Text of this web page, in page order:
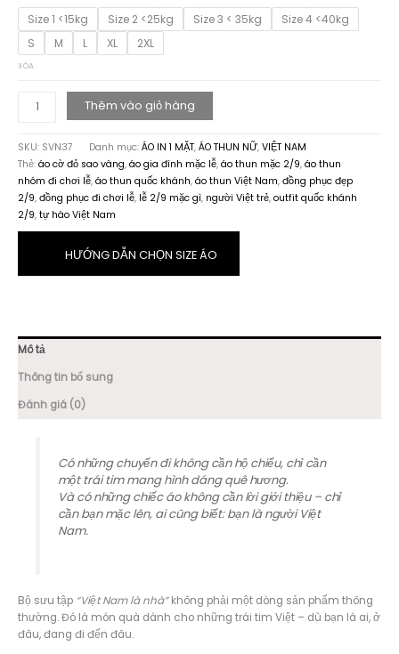
Size 1 <15kg Size 2 <25kg Size 3 < 35kg
Size 4 <40kg
S
M L XL 2XL
XÓA
THUN
VIỆT
NAM
LÀ
NHÀ
SVN37
Thêm vào giỏ hàng
SKU: SVN37 Danh mục: ÁO IN 1 MẶT, ÁO THUN NỮ, VIỆT NAM
Thẻ: áo cờ đỏ sao vàng, áo gia đình mặc lễ, áo thun mặc 2/9, áo thun
nhóm đi chơi lễ, áo thun quốc khánh, áo thun Việt Nam, đồng phục đẹp
2/9, đồng phục đi chơi lễ, lễ 2/9 mặc gì, người Việt trẻ, outfit quốc khánh
2/9, tự hào Việt Nam
HƯỚNG DẪN CHỌN SIZE ÁO
Mô tả
Thông tin bổ sung
Đánh giá (0)
Có những chuyến đi không cần hộ chiếu, chỉ cần
một trái tim mang hình dáng quê hương.
Và có những chiếc áo không cần lời giới thiệu – chỉ
cần bạn mặc lên, ai cũng biết: bạn là người Việt
Nam.
Bộ sưu tập “Việt Nam là nhà”không phải một dòng sản phẩm thông
thường. Đó là món quà dành cho những trái tim Việt – dù bạn là ai, ở
đâu, đang đi đến đâu.